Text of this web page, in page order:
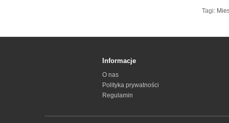
Tagi:
Informacje
O nas
Polityka prywatności
Regulamin